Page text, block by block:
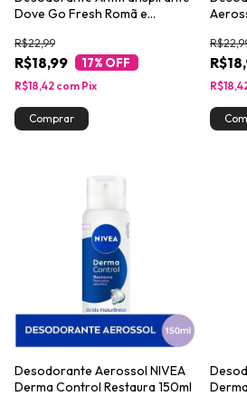
Dove Go Fresh Romã e
R$18,99
R$22,99
17% OFF
R$18,42 com Pix
Desodorante Aerossol NIVEA
Derma Control Restaura 150ml